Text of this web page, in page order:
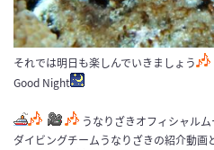
それでは明日も楽しんでいきましょう
Good Night
うなりざきオフィシャル
ダイビングチームうなりざきの紹介動画